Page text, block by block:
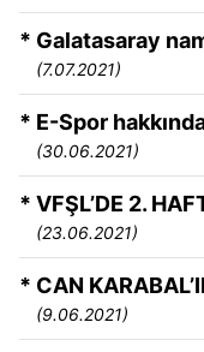
* Galatasaray
(7.07.2021)
* E-Spor
(30.06.2021)
* VFŞL’DE 2.
(23.06.2021)
* CAN
(9.06.2021)